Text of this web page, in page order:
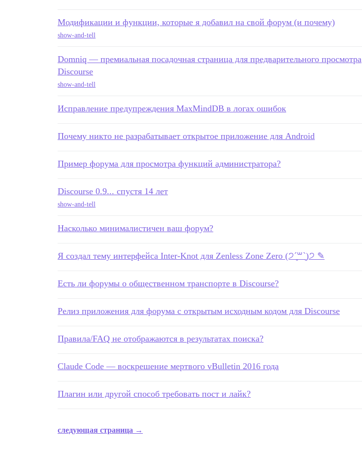
Модификации и функции, которые я добавил на свой форум (и почему)
show-and-tell
Domniq — премиальная посадочная страница для предварительного просмотра
Discourse
show-and-tell
Исправление предупреждения MaxMindDB в логах ошибок
Почему никто не разрабатывает открытое приложение для Android
Пример форума для просмотра функций администратора?
Discourse 0.9... спустя 14 лет
show-and-tell
Насколько минималистичен ваш форум?
Я создал тему интерфейса Inter-Knot для Zenless Zone Zero (੭ˊ͈꒳ˋ͈)੭ ✎
Есть ли форумы о общественном транспорте в Discourse?
Релиз приложения для форума с открытым исходным кодом для Discourse
Правила/FAQ не отображаются в результатах поиска?
Claude Code — воскрешение мертвого vBulletin 2016 года
Плагин или другой способ требовать пост и лайк?
следующая страница →